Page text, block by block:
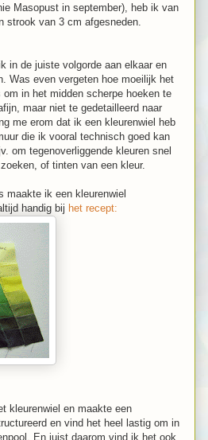
Masopust in september), heb ik van
strook van 3 cm afgesneden.
in de juiste volgorde aan elkaar en
Was even vergeten hoe moeilijk het
om in het midden scherpe hoeken te
maar niet te gedetailleerd naar
me erom dat ik een kleurenwiel heb
die ik vooral technisch goed kan
om tegenoverliggende kleuren snel
of tinten van een kleur.
maakte ik een kleurenwiel
handig bij het recept:
kleurenwiel en maakte een
en vind het heel lastig om in
En juist daarom vind ik het ook